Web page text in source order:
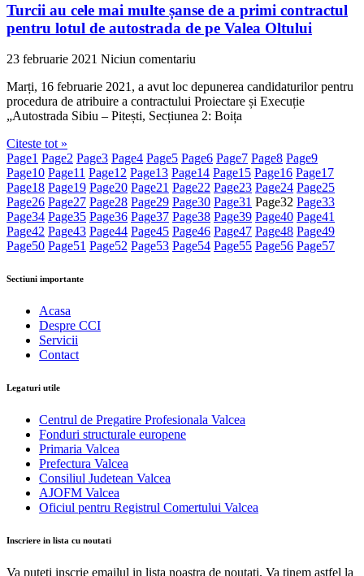
Turcii au cele mai multe șanse de a primi contractul
pentru lotul de autostrada de pe Valea Oltului
23 februarie 2021 Niciun comentariu
Marți, 16 februarie 2021, a avut loc depunerea candidaturilor pentru
procedura de atribuire a contractului Proiectare și Execuție
„Autostrada Sibiu – Pitești, Secțiunea 2: Boița
Citeste tot »
Page1 Page2 Page3 Page4 Page5 Page6 Page7 Page8 Page9
Page10 Page11 Page12 Page13 Page14 Page15 Page16 Page17
Page18 Page19 Page20 Page21 Page22 Page23 Page24 Page25
Page26 Page27 Page28 Page29 Page30 Page31 Page32 Page33
Page34 Page35 Page36 Page37 Page38 Page39 Page40 Page41
Page42 Page43 Page44 Page45 Page46 Page47 Page48 Page49
Page50 Page51 Page52 Page53 Page54 Page55 Page56 Page57
Sectiuni importante
Acasa
Despre CCI
Servicii
Contact
Legaturi utile
Centrul de Pregatire Profesionala Valcea
Fonduri structurale europene
Primaria Valcea
Prefectura Valcea
Consiliul Judetean Valcea
AJOFM Valcea
Oficiul pentru Registrul Comertului Valcea
Inscriere in lista cu noutati
Va puteti inscrie emailul in lista noastra de noutati. Va tinem astfel la